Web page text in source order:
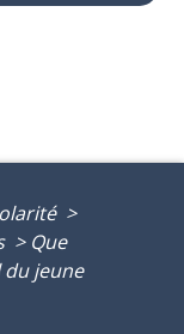
>
> Que
jeune